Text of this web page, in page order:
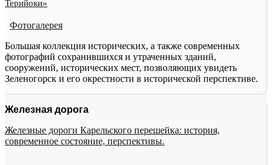
Терийоки»
Фотогалерея
Большая коллекция исторических, а также современных
фотографий сохранившихся и утраченных зданий,
сооружений, исторических мест, позволяющих увидеть
Зеленогорск и его окрестности в исторической перспективе.
Железная дорога
Железные дороги Карельского перешейка: история,
современное состояние, перспективы.